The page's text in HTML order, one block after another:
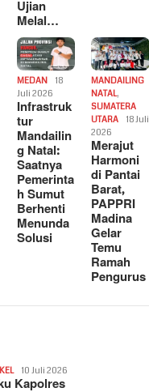
Ujian
Melal…
MEDAN
18
Juli 2026
Infrastruk
tur
Mandailin
g Natal:
Saatnya
Pemerinta
h Sumut
Berhenti
Menunda
Solusi
MANDAILING
NATAL,
SUMATERA
UTARA
18 Juli
2026
Merajut
Harmoni
di Pantai
Barat,
PAPPRI
Madina
Gelar
Temu
Ramah
Pengurus
10 Juli 2026
Kapolres